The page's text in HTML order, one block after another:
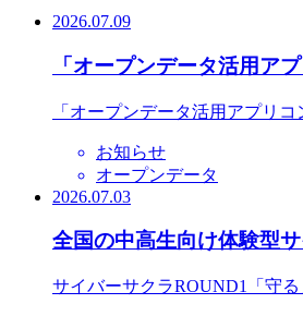
2026.07.09
「オープンデータ活用ア
「オープンデータ活用アプリ
お知らせ
オープンデータ
2026.07.03
全国の中高生向け体験型
サイバーサクラROUND1「守